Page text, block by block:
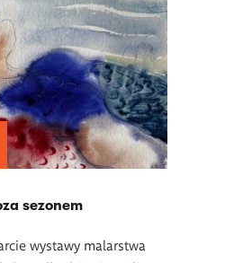
sezonem
wystawy malarstwa